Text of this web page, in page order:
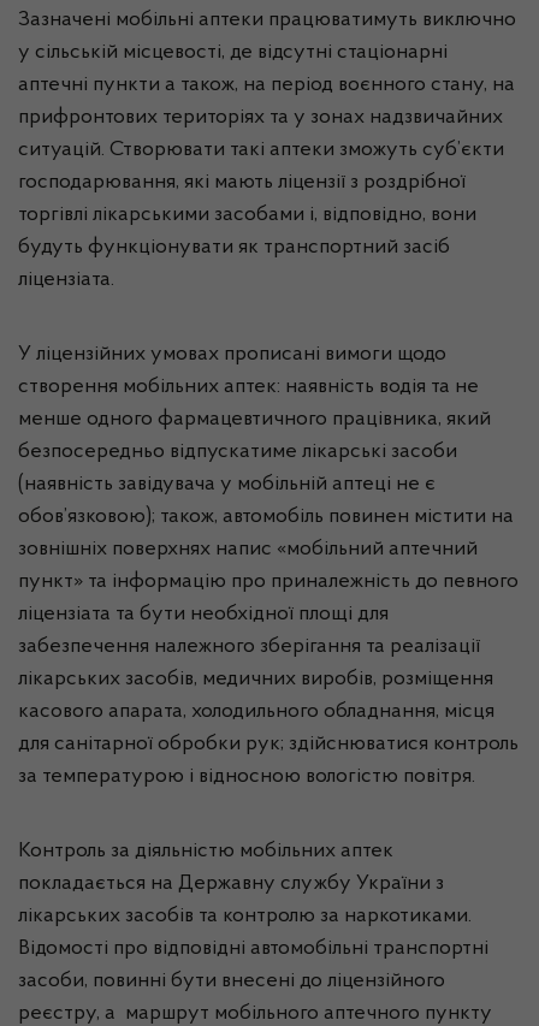
Зазначені мобільні аптеки працюватимуть виключно
у сільській місцевості, де відсутні стаціонарні
аптечні пункти а також, на період воєнного стану, на
прифронтових територіях та у зонах надзвичайних
ситуацій. Створювати такі аптеки зможуть суб’єкти
господарювання, які мають ліцензії з роздрібної
торгівлі лікарськими засобами і, відповідно, вони
будуть функціонувати як транспортний засіб
ліцензіата.
У ліцензійних умовах прописані вимоги щодо
створення мобільних аптек: наявність водія та не
менше одного фармацевтичного працівника, який
безпосередньо відпускатиме лікарські засоби
(наявність завідувача у мобільній аптеці не є
обов’язковою); також, автомобіль повинен містити на
зовнішніх поверхнях напис «мобільний аптечний
пункт» та інформацію про приналежність до певного
ліцензіата та бути необхідної площі для
забезпечення належного зберігання та реалізації
лікарських засобів, медичних виробів, розміщення
касового апарата, холодильного обладнання, місця
для санітарної обробки рук; здійснюватися контроль
за температурою і відносною вологістю повітря.
Контроль за діяльністю мобільних аптек
покладається на Державну службу України з
лікарських засобів та контролю за наркотиками.
Відомості про відповідні автомобільні транспортні
засоби, повинні бути внесені до ліцензійного
реєстру, а маршрут мобільного аптечного пункту